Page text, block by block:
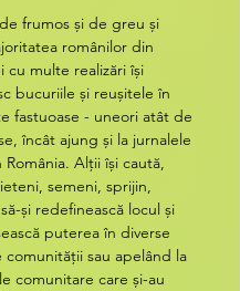
frumos și de greu și
românilor din
cu multe realizări își
bucuriile și reușitele în
fastuoase - uneori atât de
încât ajung și la jurnalele
Alții își caută,
semeni, sprijin,
și redefinească locul și
puterea în diverse
comunității sau apelând la
comunitare care și-au